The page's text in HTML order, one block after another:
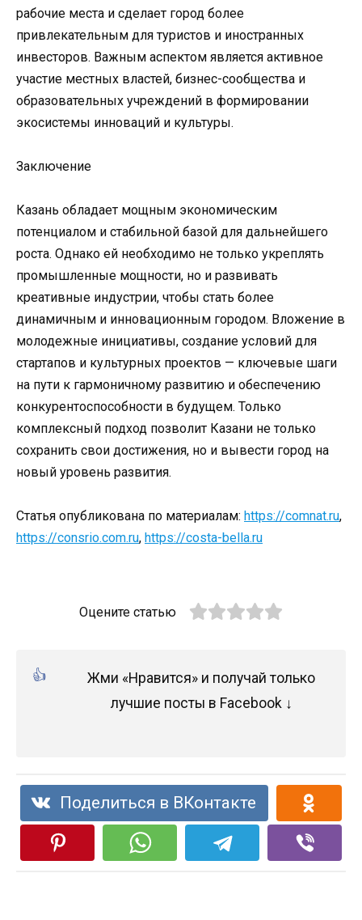
рабочие места и сделает город более
привлекательным для туристов и иностранных
инвесторов. Важным аспектом является активное
участие местных властей, бизнес-сообщества и
образовательных учреждений в формировании
экосистемы инноваций и культуры.
Заключение
Казань обладает мощным экономическим
потенциалом и стабильной базой для дальнейшего
роста. Однако ей необходимо не только укреплять
промышленные мощности, но и развивать
креативные индустрии, чтобы стать более
динамичным и инновационным городом. Вложение в
молодежные инициативы, создание условий для
стартапов и культурных проектов — ключевые шаги
на пути к гармоничному развитию и обеспечению
конкурентоспособности в будущем. Только
комплексный подход позволит Казани не только
сохранить свои достижения, но и вывести город на
новый уровень развития.
Статья опубликована по материалам: https://comnat.ru,
https://consrio.com.ru, https://costa-bella.ru
Оцените статью
Жми «Нравится» и получай только
лучшие посты в Facebook ↓
Поделиться в ВКонтакте